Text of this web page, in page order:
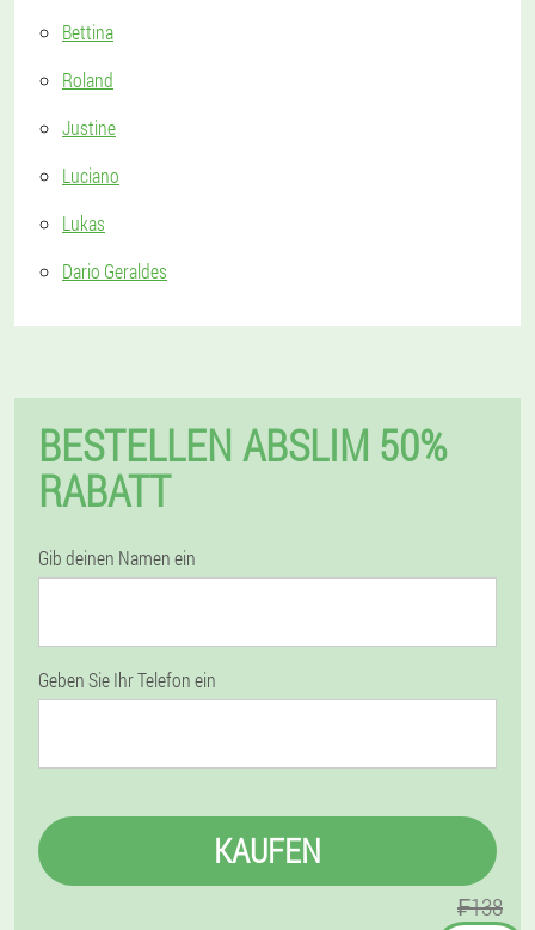
Bettina
Roland
Justine
Luciano
Lukas
Dario Geraldes
BESTELLEN ABSLIM 50%
RABATT
Gib deinen Namen ein
Geben Sie Ihr Telefon ein
KAUFEN
₣138